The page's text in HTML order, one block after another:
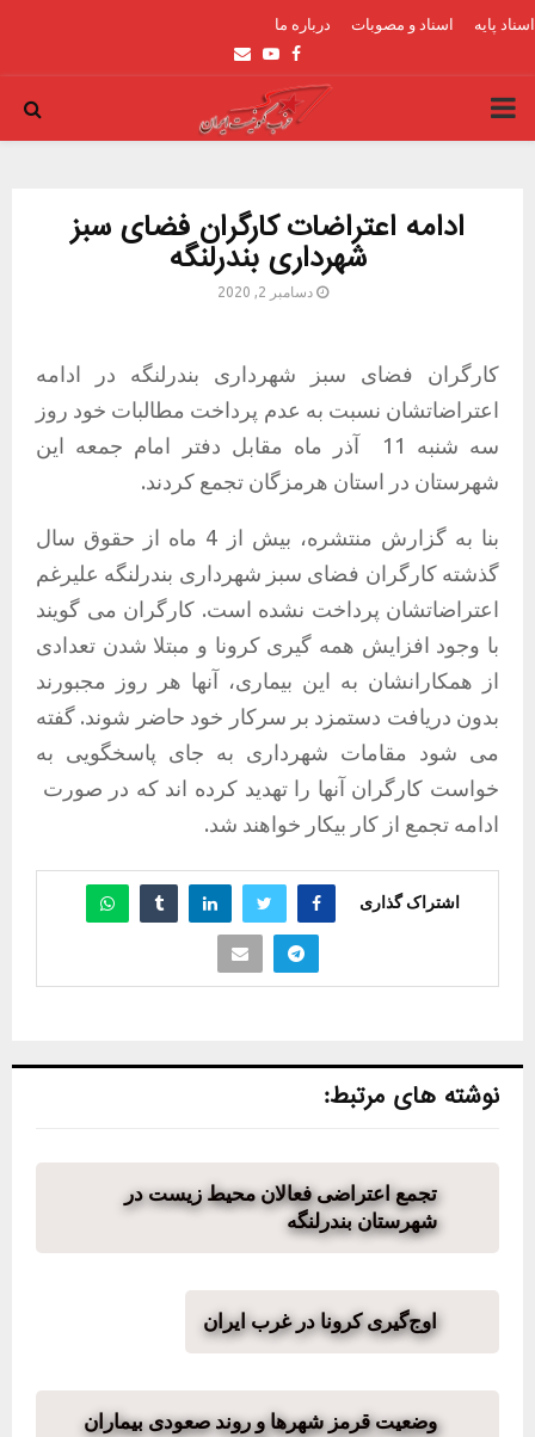
اسناد پایه اسناد و مصوبات درباره ما
Facebook
Youtube
Email
PRIMARY
ادامه اعتراضات کارگران فضای سبز
شهرداری بندرلنگه
دسامبر 2, 2020
کارگران فضای سبز شهرداری بندرلنگه در ادامه
اعتراضاتشان نسبت به عدم پرداخت مطالبات خود روز
سه شنبه 11
آذر ماه مقابل دفتر امام جمعه این
شهرستان در استان هرمزگان تجمع کردند.
بنا به گزارش منتشره، بیش از 4 ماه از حقوق سال
گذشته کارگران فضای سبز شهرداری بندرلنگه علیرغم
اعتراضاتشان پرداخت نشده است. کارگران می گویند
با وجود افزایش همه گیری کرونا و مبتلا شدن تعدادی
از همکارانشان به این بیماری، آنها هر روز مجبورند
بدون دریافت دستمزد بر سرکار خود حاضر شوند. گفته
می شود مقامات شهرداری به جای پاسخگویی به
خواست کارگران آنها را تهدید کرده اند که در صورت
ادامه تجمع از کار بیکار خواهند شد.
اشتراک گذاری
نوشته های مرتبط:
تجمع اعتراضی فعالان محیط زیست در
شهرستان بندرلنگه
اوج‌گیری کرونا در غرب ایران
وضعیت قرمز شهرها و روند صعودی بیماران